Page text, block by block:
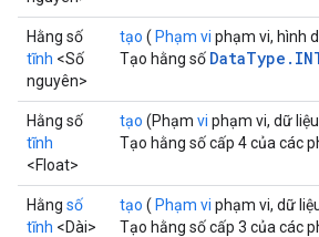
Hằng số
tĩnh <Số
nguyên>
tạo ( Phạm vi phạm vi, hình
Tạo hằng số
Hằng số
tĩnh
<Float>
tạo (Phạm vi phạm vi, dữ
Tạo hằng số cấp 4 của các
Hằng số
tĩnh <Dài>
tạo ( Phạm vi phạm vi, dữ
Tạo hằng số cấp 3 của các